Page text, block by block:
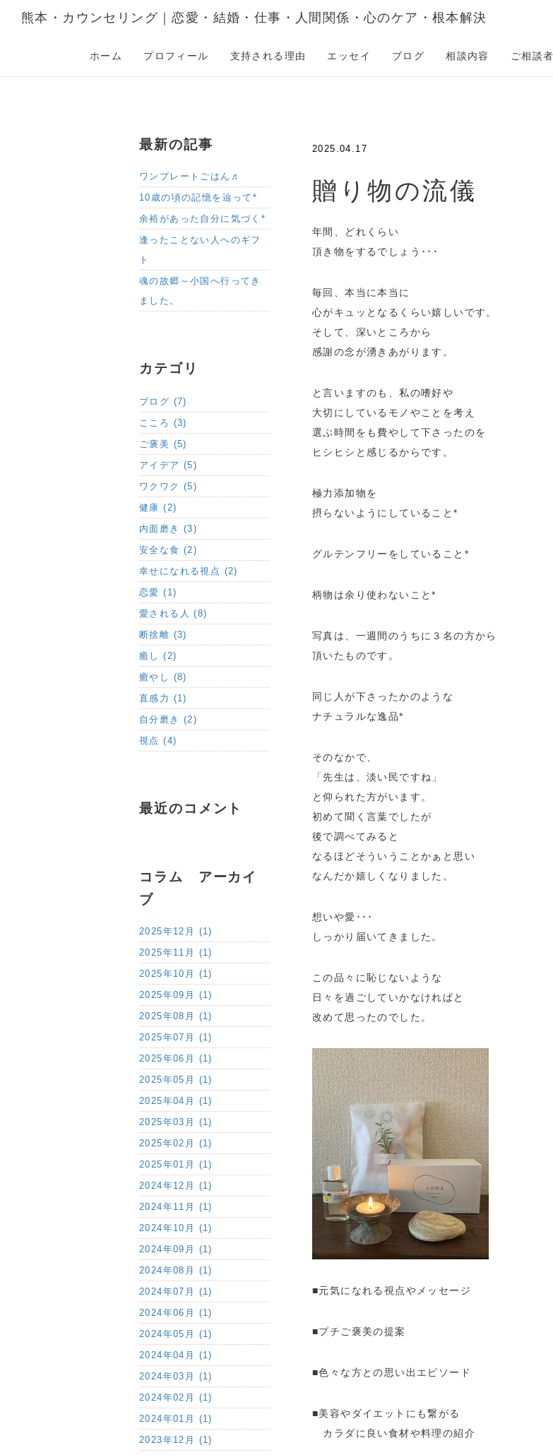
熊本・カウンセリング｜恋愛・結婚・仕事・人間関係・心のケア・根本解決
ホーム プロフィール 支持される理由 エッセイ ブログ 相談内容 ご相談
2025.04.17
贈り物の流儀
年間、どれくらい
頂き物をするでしょう･･･
毎回、本当に本当に
心がキュッとなるくらい嬉しいです。
そして、深いところから
感謝の念が湧きあがります。
と言いますのも、私の嗜好や
大切にしているモノやことを考え
選ぶ時間をも費やして下さったのを
ヒシヒシと感じるからです。
極力添加物を
摂らないようにしていること*
グルテンフリーをしていること*
柄物は余り使わないこと*
写真は、一週間のうちに３名の方から
頂いたものです。
同じ人が下さったかのような
ナチュラルな逸品*
そのなかで、
「先生は、淡い民ですね」
と仰られた方がいます。
初めて聞く言葉でしたが
後で調べてみると
なるほどそういうことかぁと思い
なんだか嬉しくなりました。
想いや愛･･･
しっかり届いてきました。
この品々に恥じないような
日々を過ごしていかなければと
改めて思ったのでした。
■元気になれる視点やメッセージ
■プチご褒美の提案
■色々な方との思い出エピソード
■美容やダイエットにも繋がる
カラダに良い食材や料理の紹介
最新の記事
ワンプレートごはん♬
10歳の頃の記憶を辿って*
余裕があった自分に気づく*
逢ったことない人へのギフ
ト
魂の故郷～小国へ行ってき
ました。
カテゴリ
ブログ (7)
こころ (3)
ご褒美 (5)
アイデア (5)
ワクワク (5)
健康 (2)
内面磨き (3)
安全な食 (2)
幸せになれる視点 (2)
恋愛 (1)
愛される人 (8)
断捨離 (3)
癒し (2)
癒やし (8)
直感力 (1)
自分磨き (2)
視点 (4)
最近のコメント
コラム アーカイ
ブ
2025年12月 (1)
2025年11月 (1)
2025年10月 (1)
2025年09月 (1)
2025年08月 (1)
2025年07月 (1)
2025年06月 (1)
2025年05月 (1)
2025年04月 (1)
2025年03月 (1)
2025年02月 (1)
2025年01月 (1)
2024年12月 (1)
2024年11月 (1)
2024年10月 (1)
2024年09月 (1)
2024年08月 (1)
2024年07月 (1)
2024年06月 (1)
2024年05月 (1)
2024年04月 (1)
2024年03月 (1)
2024年02月 (1)
2024年01月 (1)
2023年12月 (1)